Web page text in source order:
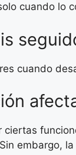
cuando lo
cuando
embargo,